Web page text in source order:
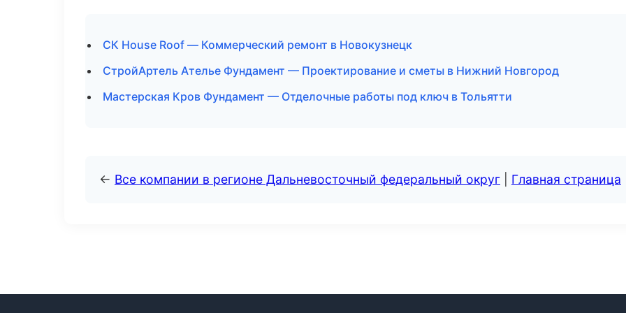
СК House Roof — Коммерческий ремонт в Новокузнецк
СтройАртель Ателье Фундамент — Проектирование и сметы в Нижний Новгород
Мастерская Кров Фундамент — Отделочные работы под ключ в Тольятти
← Все компании в регионе Дальневосточный федеральный округ Главная страница